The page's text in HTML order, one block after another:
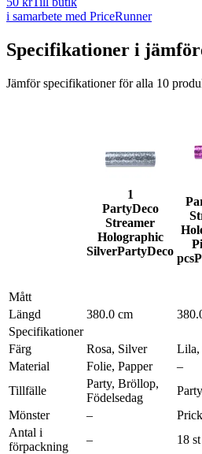
i samarbete med PriceRunner
Specifikationer i
Jämför specifikationer för alla 10
1
PartyDeco
Streamer
Holographic
SilverPartyDeco
pcs
Mått
Längd
380.0 cm
Specifikationer
Färg
Rosa, Silver Lila,
Material
Folie, Papper –
Tillfälle
Party, Bröllop,
Födelsedag
Party
Mönster
–
Antal i
förpackning
– 18 st